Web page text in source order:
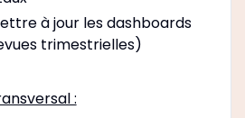
à jour les dashboards
trimestrielles)
: